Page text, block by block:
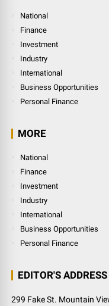
National
Finance
Investment
Industry
International
Business Opportunities
Personal Finance
MORE
National
Finance
Investment
Industry
International
Business Opportunities
Personal Finance
EDITOR'S ADDRESS
299 Fake St. Mountain